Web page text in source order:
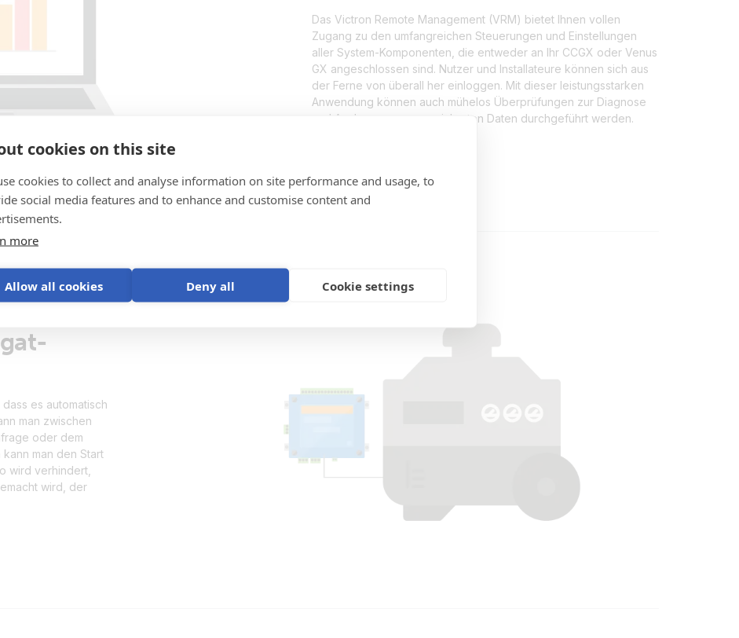
cookies on this site
cookies to collect and analyse information on site performance and usage, to
social media features and to enhance and customise content and
more
Allow all cookies Deny all Cookie settings
Das Victron Remote Management (VRM) bietet Ihnen vollen
Zugang zu den umfangreichen Steuerungen und Einstellungen
aller System-Komponenten, die entweder an Ihr CCGX oder Venus
GX angeschlossen sind. Nutzer und Installateure können sich aus
der Ferne von überall her einloggen. Mit dieser leistungsstarken
Anwendung können auch mühelos Überprüfungen zur Diagnose
und Analysen von gespeicherten Daten durchgeführt werden.
es automatisch
man zwischen
oder dem
man den Start
wird verhindert,
wird, der